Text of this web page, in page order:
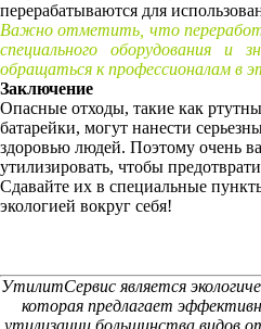
перерабатываются для
Важно отметить, что
специального оборудования и
обращаться к профессионалам в
Заключение
Опасные отходы, такие как
батарейки, могут нанести
здоровью людей. Поэтому очень
утилизировать, чтобы
Сдавайте их в специальные
экологией вокруг себя!
УтилитСервис является
которая предлагает
утилизации большинства видов